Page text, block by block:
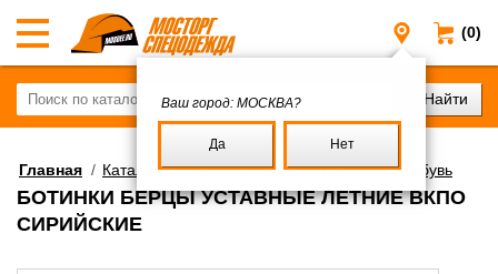
(0)
Москва
Ваш город: МОСКВА?
Да Нет
Главная / Каталог/Военное имущество/Военная обувь
БОТИНКИ БЕРЦЫ УСТАВНЫЕ ЛЕТНИЕ ВКПО
СИРИЙСКИЕ